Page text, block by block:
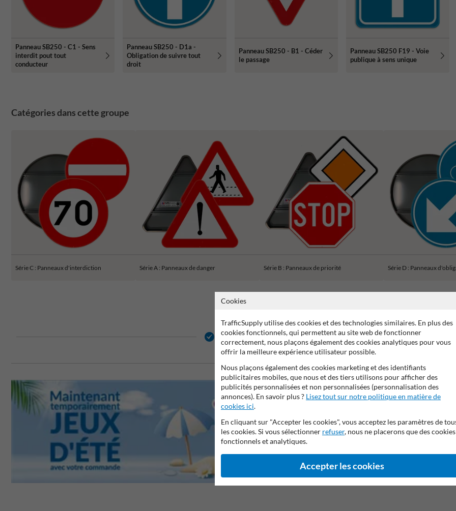
Panneau SB250 - C1 - Sens
interdit pout tout
conducteur
Panneau SB250 - D1a -
Obligation de suivre tout
droit
Panneau SB250 - B1 - Céder
le passage
Panneau SB250 F19 - Voie
publique à sens unique
Catégories dans cette groupe
Série C : Panneaux d'interdiction Série A : Panneaux de danger Série B : Panneaux de priorité Série D : Panneaux
2 ans de garantie fabricant Stratifé anti-graffiti 99% anti-
Cookies
TrafficSupply utilise des cookies et des technologies similaires. En plus des
cookies fonctionnels, qui permettent au site web de fonctionner
correctement, nous plaçons également des cookies analytiques pour vous
offrir la meilleure expérience utilisateur possible.
Nous plaçons également des cookies marketing et des identifiants
publicitaires mobiles, que nous et des tiers utilisons pour afficher des
publicités personnalisées et non personnalisées (personnalisation des
annonces). En savoir plus ? Lisez tout sur notre politique en matière de
cookies ici.
En cliquant sur "Accepter les cookies", vous acceptez les paramètres de
les cookies. Si vous sélectionner refuser, nous ne placerons que des cookies
fonctionnels et analytiques.
Accepter les cookies